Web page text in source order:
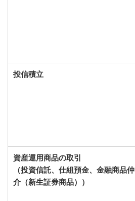
投信積立
資産運用商品の取引
（投資信託、仕組預金、金融商品仲
介（新生証券商品））